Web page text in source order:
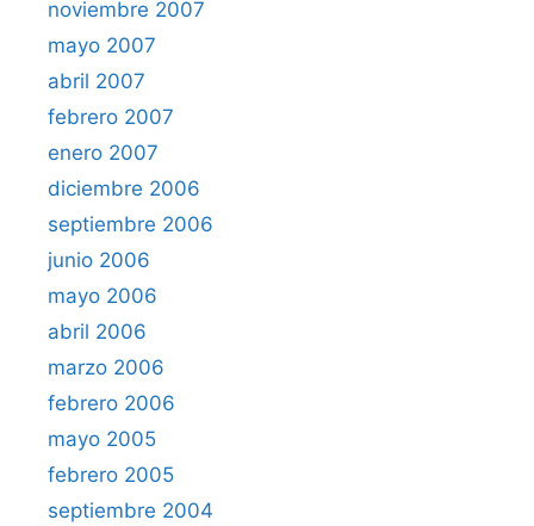
noviembre 2007
mayo 2007
abril 2007
febrero 2007
enero 2007
diciembre 2006
septiembre 2006
junio 2006
mayo 2006
abril 2006
marzo 2006
febrero 2006
mayo 2005
febrero 2005
septiembre 2004